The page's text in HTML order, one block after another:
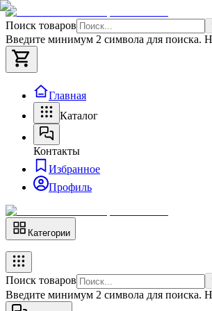
Поиск товаров
Введите минимум 2 символа для поиска.
Главная
Каталог
Контакты
Избранное
Профиль
Категории
Поиск товаров
Введите минимум 2 символа для поиска.